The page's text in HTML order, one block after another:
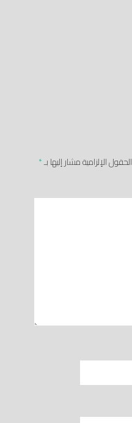
الحقول الإلزامية مشار إليها بـ*